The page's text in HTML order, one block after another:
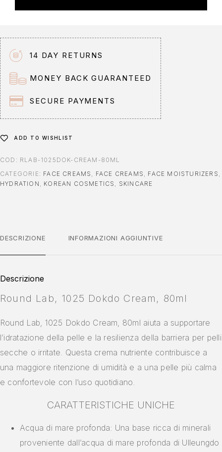
a
t
i
v
e
:
14 DAY RETURNS
MONEY BACK GUARANTEED
SECURE PAYMENTS
ADD TO WISHLIST
COD: RLAB-1025DOK-CREAM-80ML
CATEGORIE: FACE CREAMS , FACE CREAMS , FACE MOISTURIZERS ,
HYDRATION , KOREAN COSMETICS , SKINCARE
DESCRIZIONE INFORMAZIONI AGGIUNTIVE
Descrizione
Round Lab, 1025 Dokdo Cream, 80ml
Round Lab, 1025 Dokdo Cream, 80ml aiuta a supportare
l’idratazione della pelle e la resilienza della barriera per pelli
secche o irritate. Questa crema nutriente contribuisce a
una maggiore ritenzione di umidità e a una pelle più calma
e confortevole con l’uso quotidiano.
CARATTERISTICHE UNICHE
Acqua di mare profonda: Una base ricca di minerali
proveniente dall’acqua di mare profonda di Ulleungdo